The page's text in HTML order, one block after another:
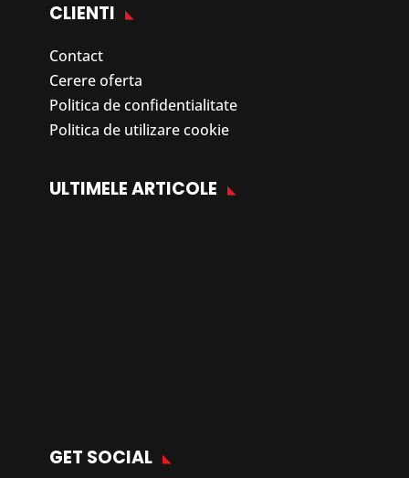
CLIENTI
Contact
Cerere oferta
Politica de confidentialitate
Politica de utilizare cookie
ULTIMELE ARTICOLE
GET SOCIAL